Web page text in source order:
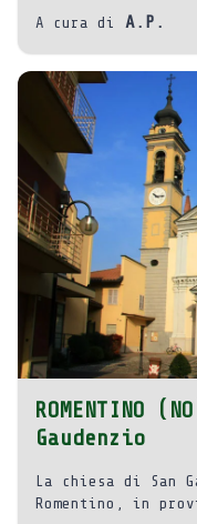
A cura di A.P.
ROMENTINO
Gaudenzio
La chiesa di San
Romentino, in